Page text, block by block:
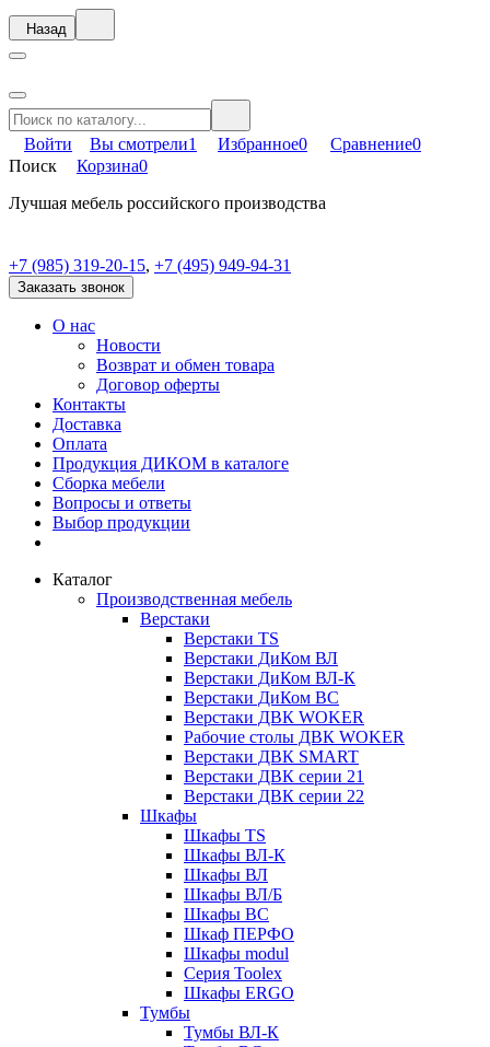
Назад
Войти Вы смотрели1 Избранное0 Сравнение0
Поиск
Корзина0
Лучшая мебель российского производства
+7 (985) 319-20-15, +7 (495) 949-94-31
Заказать звонок
О нас
Новости
Возврат и обмен товара
Договор оферты
Контакты
Доставка
Оплата
Продукция ДИКОМ в каталоге
Сборка мебели
Вопросы и ответы
Выбор продукции
Каталог
Производственная мебель
Верстаки
Верстаки TS
Верстаки ДиКом ВЛ
Верстаки ДиКом ВЛ-К
Верстаки ДиКом ВС
Верстаки ДВК WOKER
Рабочие столы ДВК WOKER
Верстаки ДВК SMART
Верстаки ДВК серии 21
Верстаки ДВК серии 22
Шкафы
Шкафы TS
Шкафы ВЛ-К
Шкафы ВЛ
Шкафы ВЛ/Б
Шкафы ВС
Шкаф ПЕРФО
Шкафы modul
Серия Toolex
Шкафы ERGO
Тумбы
Тумбы ВЛ-К